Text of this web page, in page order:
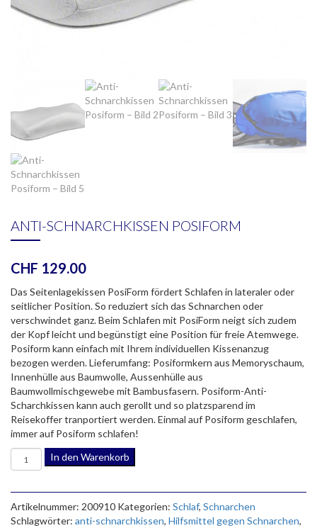
ANTI-SCHNARCHKISSEN POSIFORM
CHF 129.00
Das Seitenlagekissen PosiForm fördert Schlafen in lateraler oder
seitlicher Position. So reduziert sich das Schnarchen oder
verschwindet ganz. Beim Schlafen mit PosiForm neigt sich zudem
der Kopf leicht und begünstigt eine Position für freie Atemwege.
Posiform kann einfach mit Ihrem individuellen Kissenanzug
bezogen werden. Lieferumfang: Posiformkern aus Memoryschaum,
Innenhülle aus Baumwolle, Aussenhülle aus
Baumwollmischgewebe mit Bambusfasern. Posiform-Anti-
Scharchkissen kann auch gerollt und so platzsparend im
Reisekoffer tranportiert werden. Einmal auf Posiform geschlafen,
immer auf Posiform schlafen!
Anti-
Schnarchkissen
Menge
In den Warenkorb
Artikelnummer: 200910 Kategorien: Schlaf, Schnarchen
Schlagwörter: anti-schnarchkissen, Hilfsmittel gegen Schnarchen,